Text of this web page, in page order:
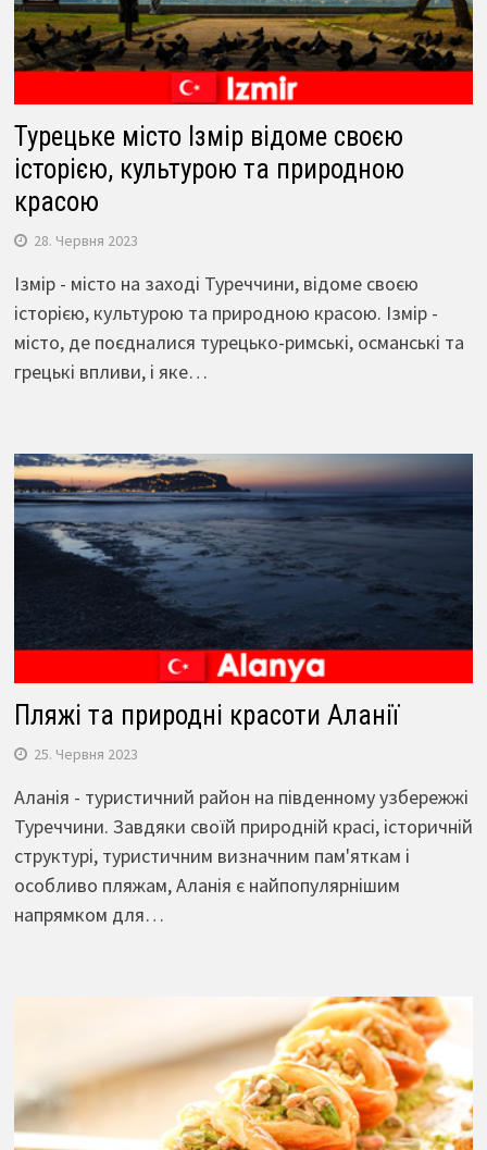
Турецьке місто Ізмір відоме своєю
історією, культурою та природною
красою
28. Червня 2023
Ізмір - місто на заході Туреччини, відоме своєю
історією, культурою та природною красою. Ізмір -
місто, де поєдналися турецько-римські, османські та
грецькі впливи, і яке…
Пляжі та природні красоти Аланії
25. Червня 2023
Аланія - туристичний район на південному узбережжі
Туреччини. Завдяки своїй природній красі, історичній
структурі, туристичним визначним пам'яткам і
особливо пляжам, Аланія є найпопулярнішим
напрямком для…